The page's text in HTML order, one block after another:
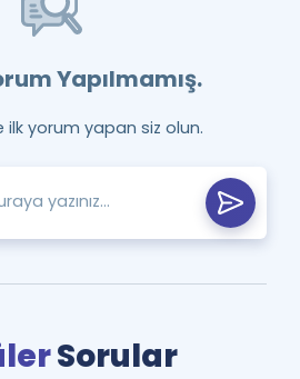
Yapılmamış.
ilk yorum yapan siz olun.
Sorular